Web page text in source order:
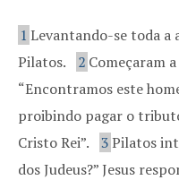
1 Levantando-se toda a
Pilatos.
2 Começaram
“Encontramos este
proibindo pagar o
Cristo Rei”.
3Pilatos
dos Judeus?” Jesus